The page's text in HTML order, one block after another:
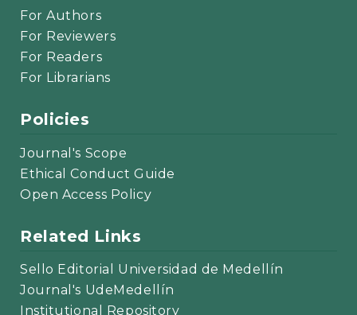
For Authors
For Reviewers
For Readers
For Librarians
Policies
Journal's Scope
Ethical Conduct Guide
Open Access Policy
Related Links
Sello Editorial Universidad de Medellín
Journal's UdeMedellín
Institutional Repository